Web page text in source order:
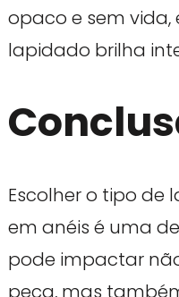
opaco e sem
lapidado brilha
Escolher o tipo
em anéis é uma
pode impactar
peça, mas